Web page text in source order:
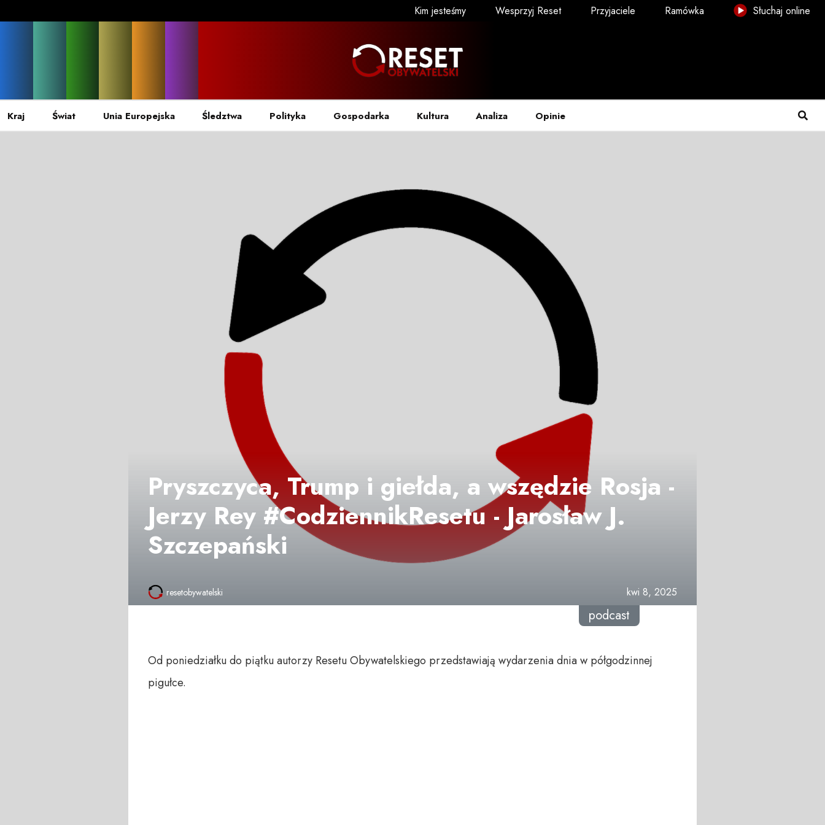
Kim jesteśmy Wesprzyj Reset Przyjaciele Ramówka Słuchaj online
Kraj Świat Unia Europejska Śledztwa Polityka Gospodarka Kultura Analiza Opinie
Pryszczyca, Trump i giełda, a wszędzie Rosja -
Jerzy Rey #CodziennikResetu - Jarosław J.
Szczepański
resetobywatelski kwi 8, 2025
podcast
Od poniedziałku do piątku autorzy Resetu Obywatelskiego przedstawiają wydarzenia dnia w półgodzinnej
pigułce.